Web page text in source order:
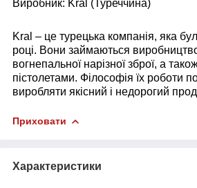
Виробник: Kral (Туреччина)
Kral – це турецька компанія, яка
році. Вони займаються
вогнепальної нарізної зброї, а
пістолетами. Філософія їх роботи
виробляти якісний і недорогий
Приховати
Характеристики